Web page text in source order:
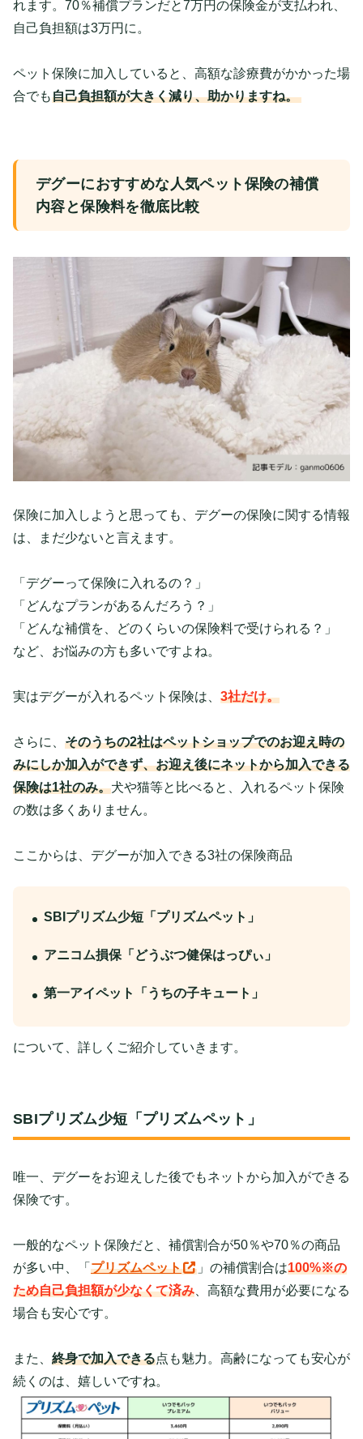
れます。70％補償プランだと7万円の保険金が支払われ、
自己負担額は3万円に。
ペット保険に加入していると、高額な診療費がかかった場
合でも自己負担額が大きく減り、助かりますね。
デグーにおすすめな人気ペット保険の補償
内容と保険料を徹底比較
保険に加入しようと思っても、デグーの保険に関する情報
は、まだ少ないと言えます。
「デグーって保険に入れるの？」
「どんなプランがあるんだろう？」
「どんな補償を、どのくらいの保険料で受けられる？」
など、お悩みの方も多いですよね。
実はデグーが入れるペット保険は、 3社だけ。
さらに、 そのうちの2社はペットショップでのお迎え時の
みにしか加入ができず、お迎え後にネットから加入できる
保険は1社のみ。犬や猫等と比べると、入れるペット保険
の数は多くありません。
ここからは、デグーが加入できる3社の保険商品
SBIプリズム少短「プリズムペット」
アニコム損保「どうぶつ健保はっぴぃ」
第一アイペット「うちの子キュート」
について、詳しくご紹介していきます。
SBIプリズム少短「プリズムペット」
唯一、デグーをお迎えした後でもネットから加入ができる
保険です。
一般的なペット保険だと、補償割合が50％や70％の商品
が多い中、「 プリズムペット 」の補償割合は100%※の
ため自己負担額が少なくて済み
高額な費用が必要になる
場合も安心です。
また、 終身で加入できる点も魅力。高齢になっても安心が
続くのは、嬉しいですね。